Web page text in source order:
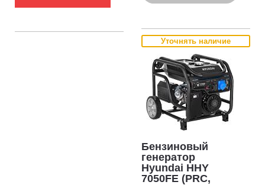
Уточнять наличие
Бензиновый
генератор
Hyundai HHY
7050FE (PRC,